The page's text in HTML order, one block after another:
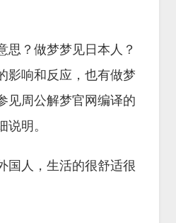
思？做梦梦见日本人？
影响和反应，也有做梦
见周公解梦官网编译的
说明。
国人，生活的很舒适很